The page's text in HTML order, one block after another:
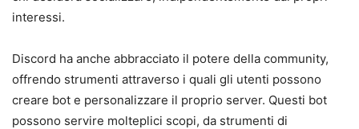
interessi.
Discord ha anche abbracciato il potere della community,
offrendo strumenti attraverso i quali gli utenti possono
creare bot e personalizzare il proprio server. Questi bot
possono servire molteplici scopi, da strumenti di